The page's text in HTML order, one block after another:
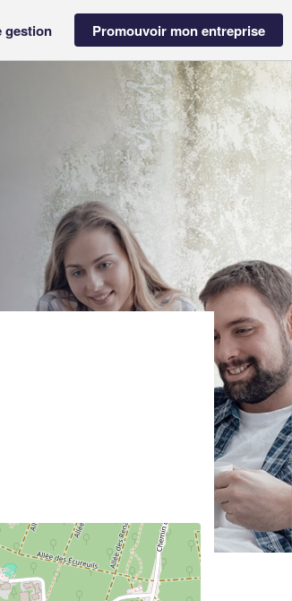
gestion Promouvoir mon entreprise